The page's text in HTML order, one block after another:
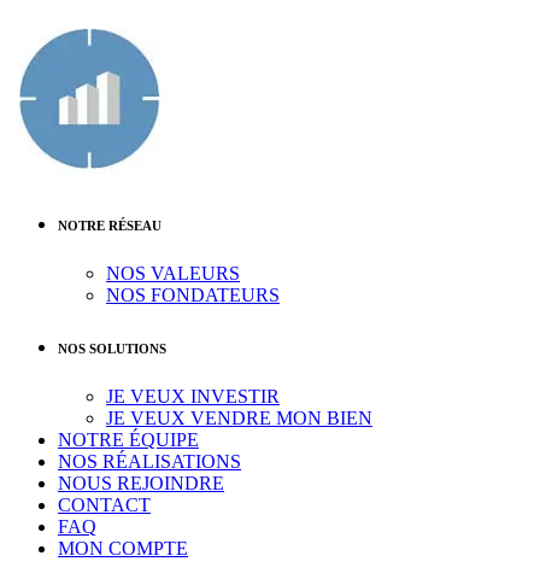
NOTRE RÉSEAU
NOS VALEURS
NOS FONDATEURS
NOS SOLUTIONS
JE VEUX INVESTIR
JE VEUX VENDRE MON BIEN
NOTRE ÉQUIPE
NOS RÉALISATIONS
NOUS REJOINDRE
CONTACT
FAQ
MON COMPTE